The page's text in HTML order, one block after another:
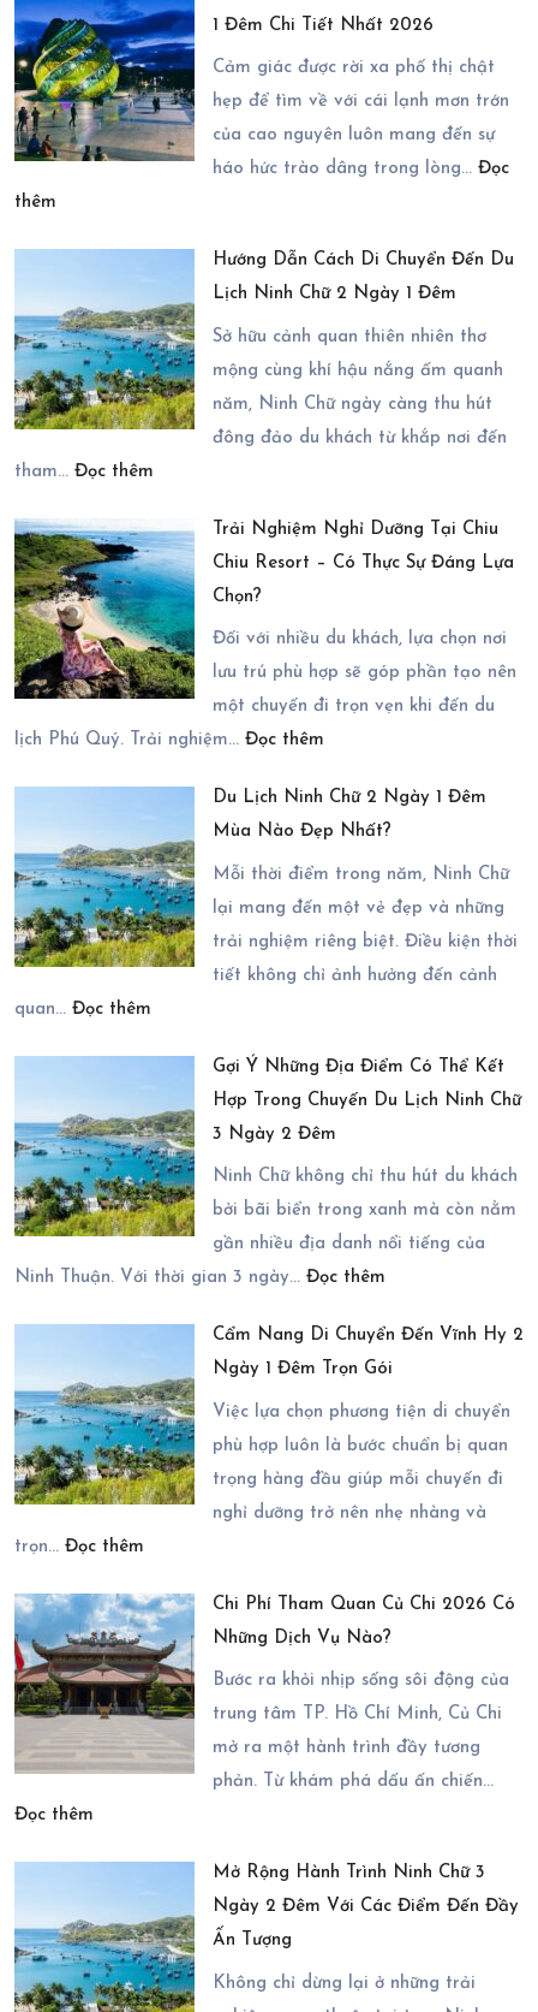
1 Đêm Chi Tiết Nhất 2026
Cảm giác được rời xa phố thị chật
hẹp để tìm về với cái lạnh mơn trớn
của cao nguyên luôn mang đến sự
háo hức trào dâng trong lòng… Đọc
thêm
Đặt
Tour
Đà
Lạt
Ngày
Đêm
Chi
Tiết
Nhất
2026
Hướng Dẫn Cách Di Chuyển Đến Du
Lịch Ninh Chữ 2 Ngày 1 Đêm
Sở hữu cảnh quan thiên nhiên thơ
mộng cùng khí hậu nắng ấm quanh
năm, Ninh Chữ ngày càng thu hút
đông đảo du khách từ khắp nơi đến
tham… Đọc thêm
Dẫn
Cách
Chuyển
Đến
Lịch
2
Ngày
1
Đêm
Trải Nghiệm Nghỉ Dưỡng Tại Chiu
Chiu Resort – Có Thực Sự Đáng Lựa
Chọn?
Đối với nhiều du khách, lựa chọn nơi
lưu trú phù hợp sẽ góp phần tạo nên
một chuyến đi trọn vẹn khi đến du
lịch Phú Quý. Trải nghiệm… Đọc thêm
Nghiệm
Nghỉ
Dưỡng
Tại
Chiu
Chiu
Có
Thực
Sự
Đáng
Lựa
Chọn?
Du Lịch Ninh Chữ 2 Ngày 1 Đêm
Mùa Nào Đẹp Nhất?
Mỗi thời điểm trong năm, Ninh Chữ
lại mang đến một vẻ đẹp và những
trải nghiệm riêng biệt. Điều kiện thời
tiết không chỉ ảnh hưởng đến cảnh
quan… Đọc thêm
Ninh
Chữ
2
Ngày
Đêm
Đẹp
Nhất?
Gợi Ý Những Địa Điểm Có Thể Kết
Hợp Trong Chuyến Du Lịch Ninh Chữ
3 Ngày 2 Đêm
Ninh Chữ không chỉ thu hút du khách
bởi bãi biển trong xanh mà còn nằm
gần nhiều địa danh nổi tiếng của
Ninh Thuận. Với thời gian 3 ngày… Đọc thêm
Ý
Những
Địa
Điểm
Có
Thể
Trong
Chuyến
Du
Lịch
Ninh
Chữ
2
Đêm
Cẩm Nang Di Chuyển Đến Vĩnh Hy 2
Ngày 1 Đêm Trọn Gói
Việc lựa chọn phương tiện di chuyển
phù hợp luôn là bước chuẩn bị quan
trọng hàng đầu giúp mỗi chuyến đi
nghỉ dưỡng trở nên nhẹ nhàng và
trọn… Đọc thêm
Nang
Di
Chuyển
Đến
Vĩnh
Đêm
Trọn
Gói
Chi Phí Tham Quan Củ Chi 2026 Có
Những Dịch Vụ Nào?
Bước ra khỏi nhịp sống sôi động của
trung tâm TP. Hồ Chí Minh, Củ Chi
mở ra một hành trình đầy tương
phản. Từ khám phá dấu ấn chiến…
Đọc thêm
Quan
Củ
Mở Rộng Hành Trình Ninh Chữ 3
Ngày 2 Đêm Với Các Điểm Đến Đầy
Ấn Tượng
Không chỉ dừng lại ở những trải